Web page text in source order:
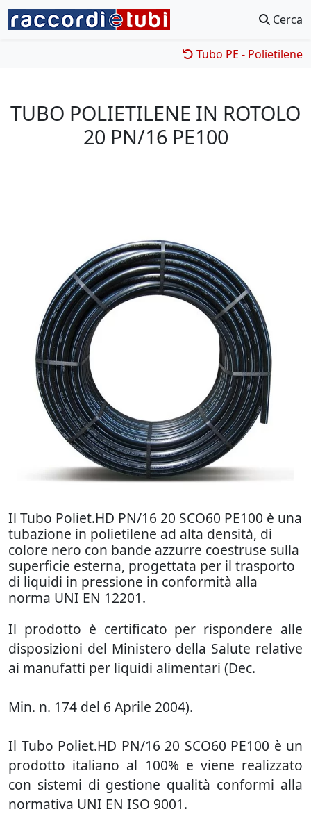
Cerca
Tubo PE - Polietilene
TUBO POLIETILENE IN ROTOLO
20 PN/16 PE100
Il Tubo Poliet.HD PN/16 20 SCO60 PE100 è una
tubazione in polietilene ad alta densità, di
colore nero con bande azzurre coestruse sulla
superficie esterna, progettata per il trasporto
di liquidi in pressione in conformità alla
norma UNI EN 12201.
Il prodotto è certificato per rispondere alle
disposizioni del Ministero della Salute relative
ai manufatti per liquidi alimentari (Dec.
Min. n. 174 del 6 Aprile 2004).
Il Tubo Poliet.HD PN/16 20 SCO60 PE100 è un
prodotto italiano al 100% e viene realizzato
con sistemi di gestione qualità conformi alla
normativa UNI EN ISO 9001.